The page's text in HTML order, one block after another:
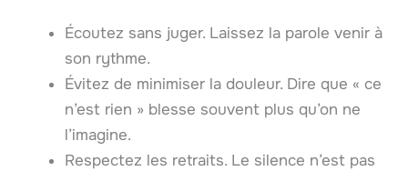
Écoutez sans juger. Laissez la parole venir à
son rythme.
Évitez de minimiser la douleur. Dire que « ce
n’est rien » blesse souvent plus qu’on ne
l’imagine.
Respectez les retraits. Le silence n’est pas